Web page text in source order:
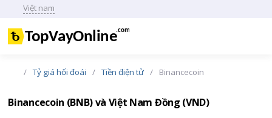
Việt nam
Trang Tỷ giá hối đoái Tiền điện tử Binancecoin
Binancecoin (BNB) và Việt Nam Đồng (VND)